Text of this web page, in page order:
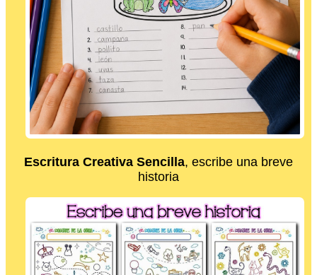
Escritura Creativa Sencilla, escribe una breve
historia